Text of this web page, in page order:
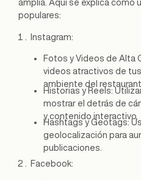
amplia. Aquí se explica cómo
populares:
Instagram:
Fotos y Videos de Alta
videos atractivos de
ambiente del
Historias y Reels:
mostrar el detrás de
y contenido interactivo.
Hashtags y Geotags:
geolocalización para
publicaciones.
Facebook: